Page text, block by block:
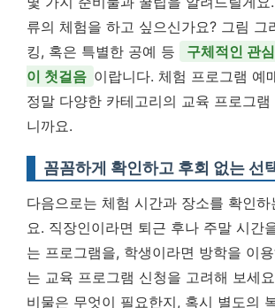
류의 체험을 하고 싶으신가요? 그림 그
킹, 혹은 특별한 공예 등
구체적인 관
이 첫걸음 이랍니다. 체험 프로그램 예
정말 다양한 카테고리의 교육 프로그
니까요.
꼼꼼하게 확인하고 후회 없는 선
다음으로는 체험 시간과 장소를 확인하
요. 직장인이라면 퇴근 후나 주말 시간
는 프로그램을, 학생이라면 방학을 이
는 교육 프로그램 신청을 고려해 보세
비물은 무엇이 필요한지, 혹시 별도의